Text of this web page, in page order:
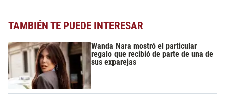
TAMBIÉN TE PUEDE INTERESAR
Wanda Nara mostró el particular
regalo que recibió de parte de una de
sus exparejas